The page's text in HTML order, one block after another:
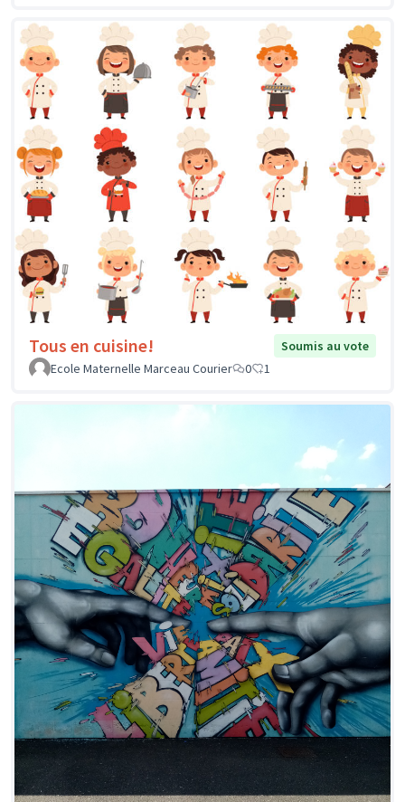
Tous en cuisine!
Soumis au vote
Ecole Maternelle Marceau Courier
0 1